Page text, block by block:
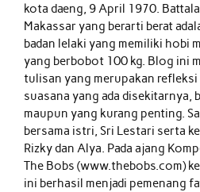
kota daeng, 9 April 1970.
Makassar yang berarti berat
badan lelaki yang memiliki hobi
yang berbobot 100 kg. Blog ini
tulisan yang merupakan
suasana yang ada disekitarnya,
maupun yang kurang penting.
bersama istri, Sri Lestari serta
Rizky dan Alya. Pada ajang
The Bobs (www.thebobs.com)
ini berhasil menjadi pemenang